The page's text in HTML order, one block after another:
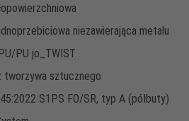
niezawierająca metalu
PU jo_TWIST
tworzywa sztucznego
S1PS FO/SR, typ A (półbuty)